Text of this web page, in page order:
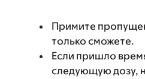
Примите
только сможете.
Если пришло
следующую дозу,